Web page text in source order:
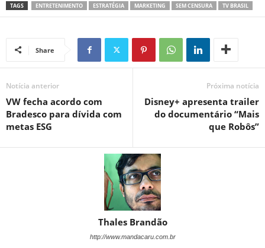
TAGS ENTRETENIMENTO ESTRATÉGIA MARKETING SEM CENSURA TV BRASIL
Share
Notícia anterior
VW fecha acordo com
Bradesco para dívida com
metas ESG
Próxima notícia
Disney+ apresenta trailer
do documentário “Mais
que Robôs”
Thales Brandão
http://www.mandacaru.com.br